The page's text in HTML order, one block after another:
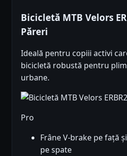
Bicicletă MTB Velors
Păreri
Ideală pentru copiii activi
bicicletă robustă pentru
urbane.
Pro
Frâne V-brake pe față
pe spate